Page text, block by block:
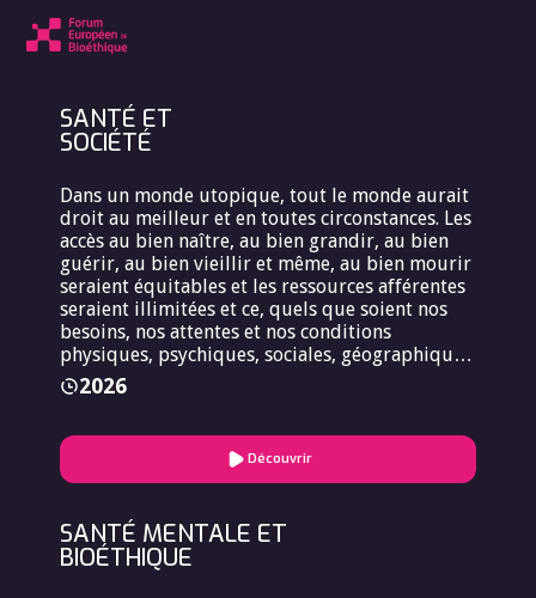
SANTÉ ET
SOCIÉTÉ
Dans un monde utopique, tout le monde aurait
droit au meilleur et en toutes circonstances. Les
accès au bien naître, au bien grandir, au bien
guérir, au bien vieillir et même, au bien mourir
seraient équitables et les ressources afférentes
seraient illimitées et ce, quels que soient nos
besoins, nos attentes et nos conditions
physiques, psychiques, sociales, géographiques
ou culturelles. Malheureusement, dans les faits,
il n’en est rien.
2026
Découvrir
SANTÉ MENTALE ET
BIOÉTHIQUE